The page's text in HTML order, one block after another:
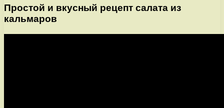
Простой и вкусный рецепт салата из
кальмаров